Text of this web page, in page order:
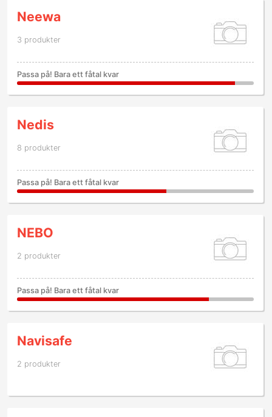
Neewa
3 produkter
Passa på! Bara ett fåtal kvar
Nedis
8 produkter
Passa på! Bara ett fåtal kvar
NEBO
2 produkter
Passa på! Bara ett fåtal kvar
Navisafe
2 produkter